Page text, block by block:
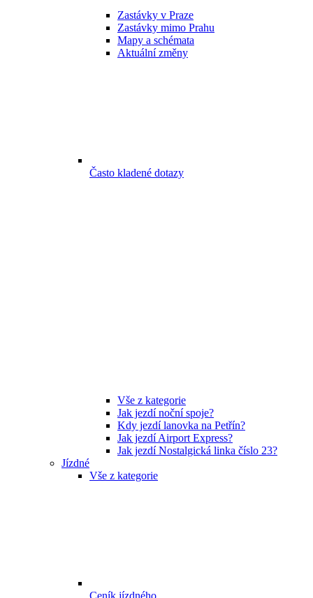
Zastávky v Praze
Zastávky mimo Prahu
Mapy a schémata
Aktuální změny
Často kladené dotazy
Vše z kategorie
Jak jezdí noční spoje?
Kdy jezdí lanovka na Petřín?
Jak jezdí Airport Express?
Jak jezdí Nostalgická linka číslo 23?
Jízdné
Vše z kategorie
Ceník jízdného